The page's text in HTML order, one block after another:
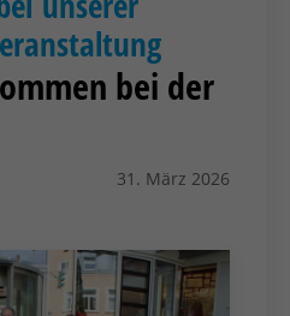
bei der
31. März 2026